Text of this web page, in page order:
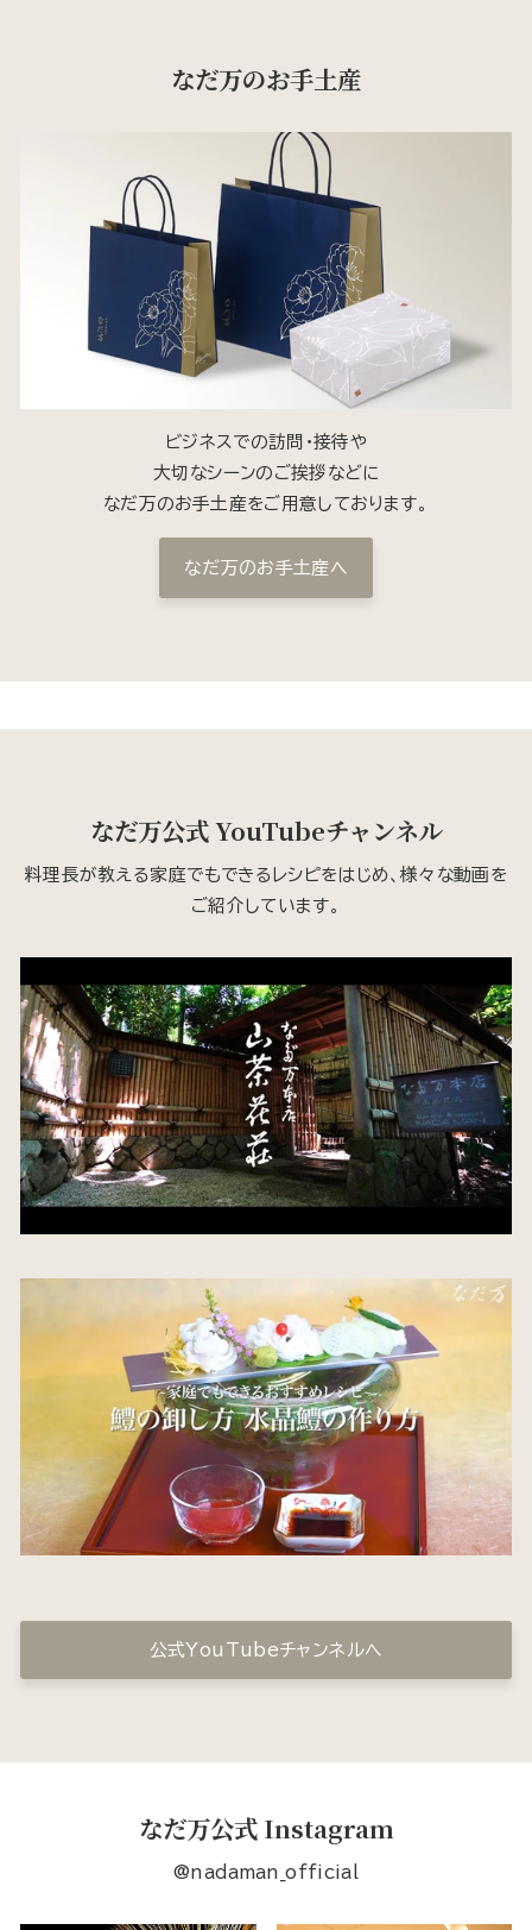
なだ万のお手土産
ビジネスでの訪問・接待や
大切なシーンのご挨拶などに
なだ万のお手土産をご用意しております。
なだ万のお手土産へ
なだ万公式 YouTubeチャンネル
料理長が教える家庭でもできるレシピをはじめ、様々な動画を
ご紹介しています。
公式YouTubeチャンネルへ
なだ万公式 Instagram
@nadaman_official